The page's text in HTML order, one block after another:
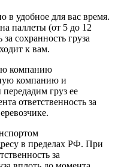
в удобное для вас время.
паллеты (от 5 до 12
сохранность груза
к вам.
компанию
компанию и
груз ее
ответственность за
в пределах РФ. При
за